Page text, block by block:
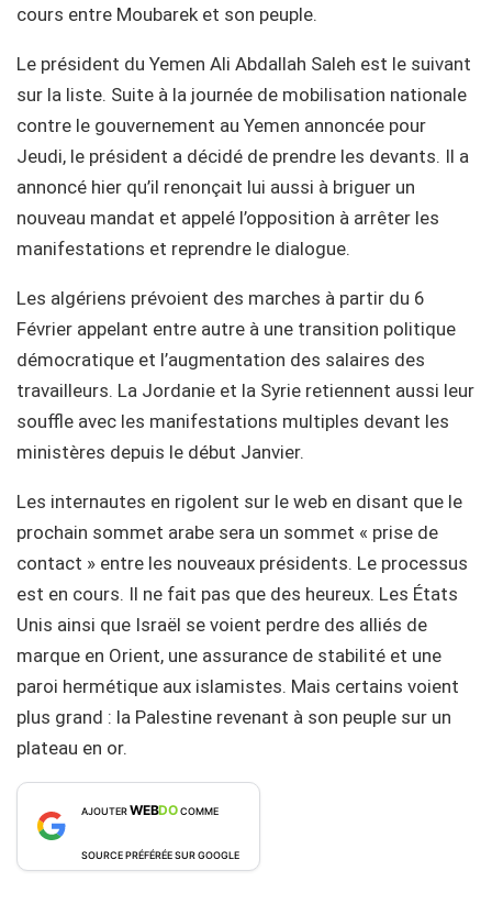
cours entre Moubarek et son peuple.
Le président du Yemen Ali Abdallah Saleh est le suivant
sur la liste. Suite à la journée de mobilisation nationale
contre le gouvernement au Yemen annoncée pour
Jeudi, le président a décidé de prendre les devants. Il a
annoncé hier qu’il renonçait lui aussi à briguer un
nouveau mandat et appelé l’opposition à arrêter les
manifestations et reprendre le dialogue.
Les algériens prévoient des marches à partir du 6
Février appelant entre autre à une transition politique
démocratique et l’augmentation des salaires des
travailleurs. La Jordanie et la Syrie retiennent aussi leur
souffle avec les manifestations multiples devant les
ministères depuis le début Janvier.
Les internautes en rigolent sur le web en disant que le
prochain sommet arabe sera un sommet « prise de
contact » entre les nouveaux présidents. Le processus
est en cours. Il ne fait pas que des heureux. Les États
Unis ainsi que Israël se voient perdre des alliés de
marque en Orient, une assurance de stabilité et une
paroi hermétique aux islamistes. Mais certains voient
plus grand : la Palestine revenant à son peuple sur un
plateau en or.
AJOUTERWEBDOCOMME
SOURCE PRÉFÉRÉE SUR GOOGLE